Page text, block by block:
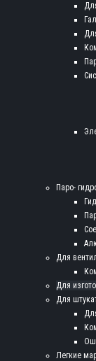
Паро-
Для
Для
Для
Легкие